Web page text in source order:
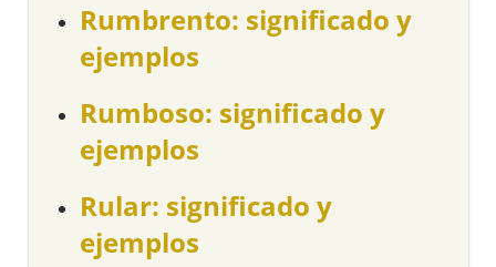
Rumbrento: significado y
ejemplos
Rumboso: significado y
ejemplos
Rular: significado y
ejemplos